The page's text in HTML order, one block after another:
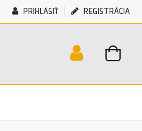
PRIHLÁSIŤ REGISTRÁCIA